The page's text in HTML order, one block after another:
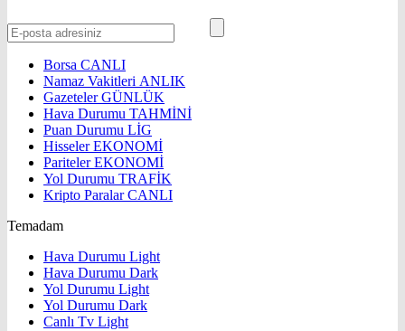
Borsa CANLI
Namaz Vakitleri ANLIK
GazetelerGÜNLÜK
Hava Durumu TAHMİNİ
Puan Durumu LİG
HisselerEKONOMİ
ParitelerEKONOMİ
Yol Durumu TRAFİK
Kripto ParalarCANLI
Temadam
Hava Durumu Light
Hava Durumu Dark
Yol Durumu Light
Yol Durumu Dark
Canlı Tv Light